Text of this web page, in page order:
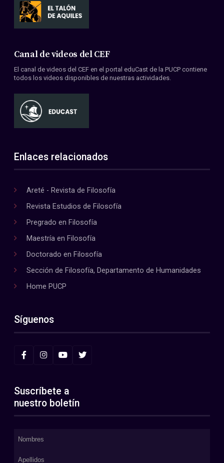
Canal de videos del CEF
El canal de videos del CEF en el portal eduCast de la PUCP contiene
todos los videos disponibles de nuestras actividades.
Enlaces relacionados
Areté - Revista de Filosofía
Revista Estudios de Filosofía
Pregrado en Filosofía
Maestría en Filosofía
Doctorado en Filosofía
Sección de Filosofía, Departamento de Humanidades
Home PUCP
Síguenos
Suscríbete a
nuestro boletín